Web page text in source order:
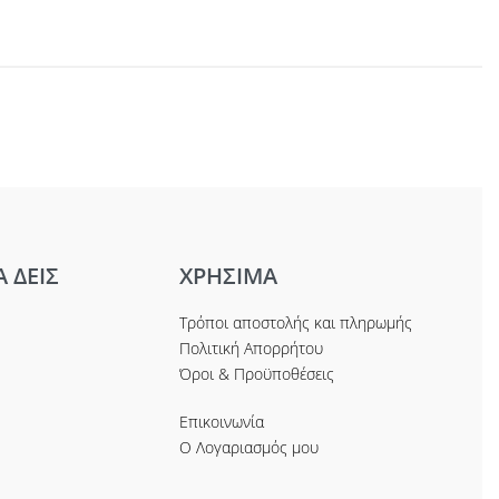
ΔΕΙΣ ΧΡΗΣΙΜΑ
Τρόποι αποστολής και πληρωμής
Πολιτική Απορρήτου
Όροι & Προϋποθέσεις
Επικοινωνία
Ο Λογαριασμός μου